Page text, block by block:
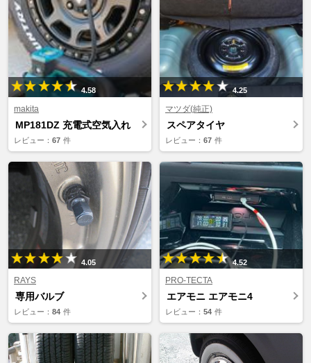
4.58
makita
MP181DZ 充電式空気入れ
レビュー： 67 件
4.25
マツダ(純正)
スペアタイヤ
レビュー： 67 件
4.05
RAYS
専用バルブ
レビュー： 84 件
4.52
PRO-TECTA
エアモニ エアモニ4
レビュー： 54 件